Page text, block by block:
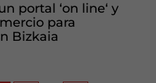
portal ‘on line‘ y
para
Bizkaia